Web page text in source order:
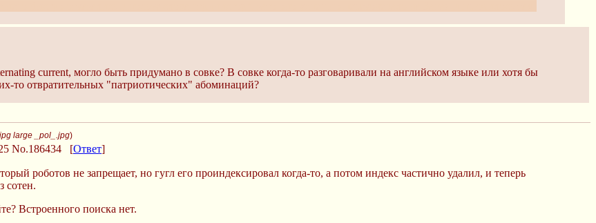
current, могло быть придумано в совке? В совке когда-то разговаривали на английском языке или хотя бы
то отвратительных "патриотических" абоминаций?
large _pol_.jpg)
No.186434 [Ответ]
роботов не запрещает, но гугл его проиндексировал когда-то, а потом индекс частично удалил, и теперь
сотен.
Встроенного поиска нет.